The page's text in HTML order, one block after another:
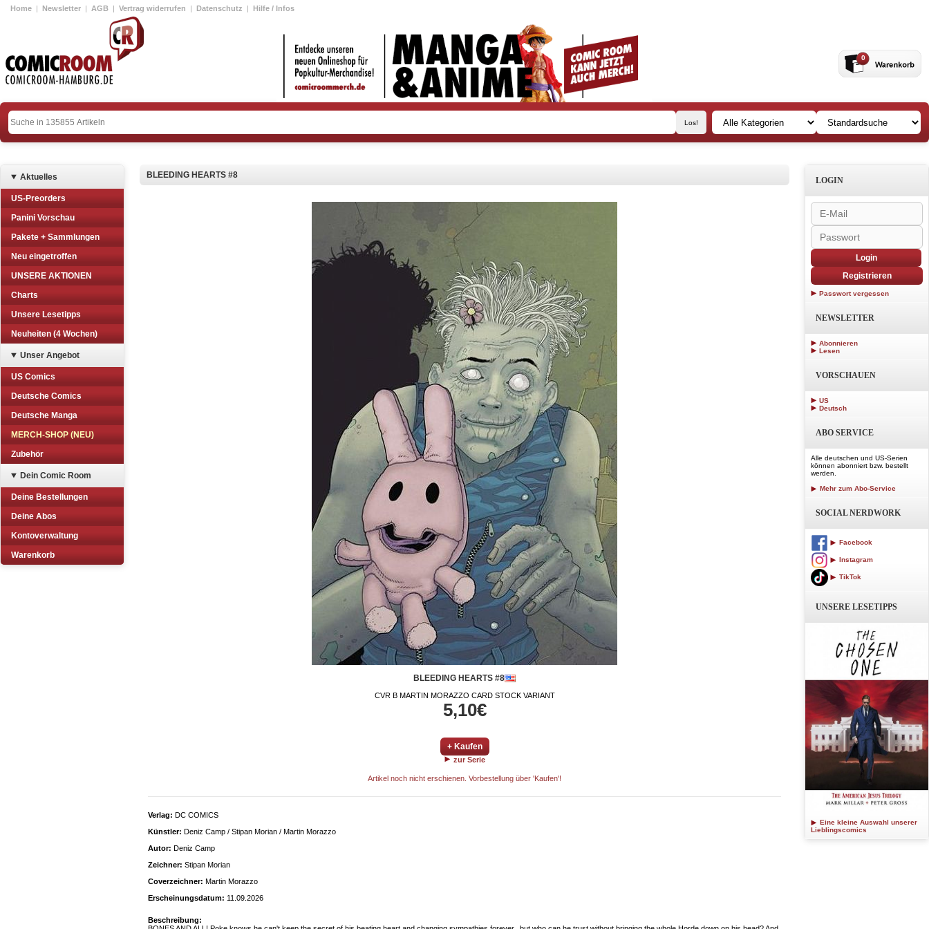
Home | Newsletter | AGB | Vertrag widerrufen | Datenschutz | Hilfe / Infos
0
Aktuelles
US-Preorders
Panini Vorschau
Pakete + Sammlungen
Neu eingetroffen
UNSERE AKTIONEN
Charts
Unsere Lesetipps
Neuheiten (4 Wochen)
Unser Angebot
US Comics
Deutsche Comics
Deutsche Manga
MERCH-SHOP (NEU)
Zubehör
Dein Comic Room
Deine Bestellungen
Deine Abos
Kontoverwaltung
Warenkorb
BLEEDING HEARTS #8
BLEEDING HEARTS #8
CVR B MARTIN MORAZZO CARD STOCK VARIANT
5,10€
+ Kaufen
zur Serie
Artikel noch nicht erschienen. Vorbestellung über 'Kaufen'!
Verlag: DC COMICS
Künstler: Deniz Camp / Stipan Morian / Martin Morazzo
Autor: Deniz Camp
Zeichner: Stipan Morian
Coverzeichner: Martin Morazzo
Erscheinungsdatum: 11.09.2026
Beschreibung:
LOGIN
Login
Registrieren
Passwort vergessen
NEWSLETTER
Abonnieren
Lesen
VORSCHAUEN
US
Deutsch
ABO SERVICE
Alle deutschen und US-Serien
können abonniert bzw. bestellt
werden.
Mehr zum Abo-Service
SOCIAL NERDWORK
Facebook
Instagram
TikTok
UNSERE LESETIPPS
Eine kleine Auswahl unserer
Lieblingscomics